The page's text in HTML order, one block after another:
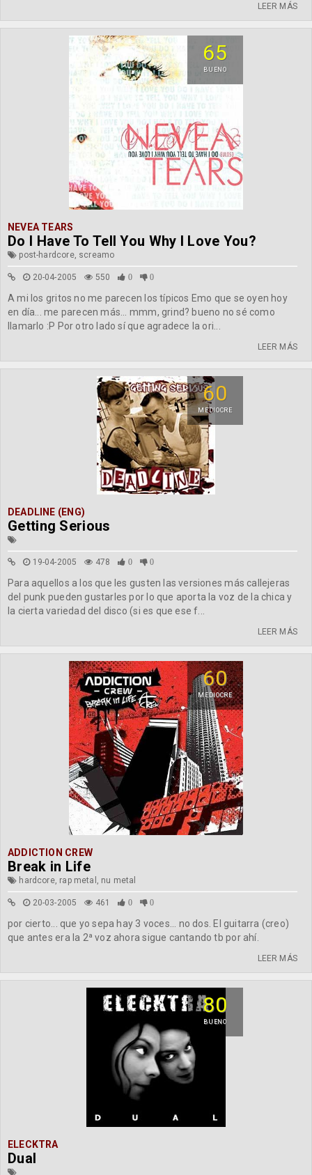
LEER MÁS
65
BUENO
NEVEA TEARS
Do I Have To Tell You Why I Love You?
post-hardcore, screamo
20-04-2005 550 0 0
A mi los gritos no me parecen los típicos Emo que se oyen hoy
en día... me parecen más... mmm, grind? bueno no sé como
llamarlo :P Por otro lado sí que agradece la ori...
LEER MÁS
60
MEDIOCRE
DEADLINE (ENG)
Getting Serious
19-04-2005 478 0 0
Para aquellos a los que les gusten las versiones más callejeras
del punk pueden gustarles por lo que aporta la voz de la chica y
la cierta variedad del disco (si es que ese f...
LEER MÁS
60
MEDIOCRE
ADDICTION CREW
Break in Life
hardcore, rap metal, nu metal
20-03-2005 461 0 0
por cierto... que yo sepa hay 3 voces... no dos. El guitarra (creo)
que antes era la 2ª voz ahora sigue cantando tb por ahí.
LEER MÁS
80
BUENO
ELECKTRA
Dual